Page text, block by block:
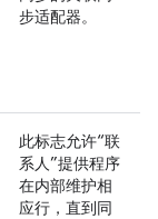
步适配器。
此标志允许“联
系人”提供程序
在内部维护相
应行，直到同